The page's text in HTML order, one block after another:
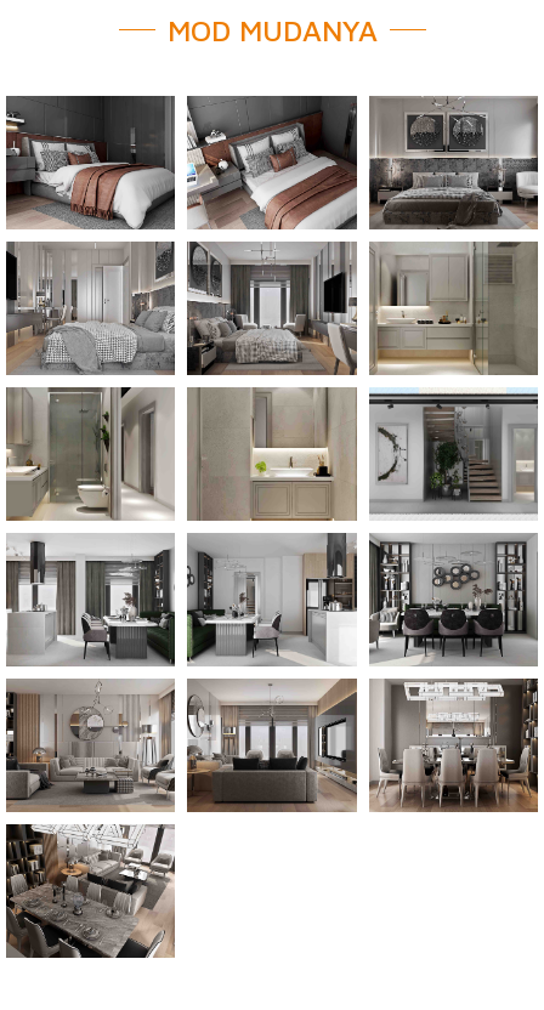
MOD MUDANYA